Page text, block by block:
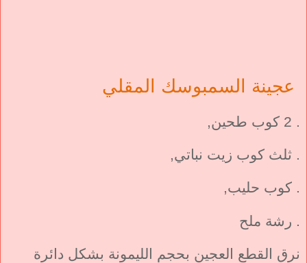
عجينة السمبوسك المقلي
. 2 كوب طحين,
. ثلث كوب زيت نباتي,
. كوب حليب,
. رشة ملح
نرق القطع العجين بحجم الليمونة بشكل دائرة